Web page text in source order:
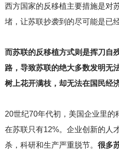
西方国家的反移植主要措施是对
堵，让苏联抄袭到的尽可能是已
而苏联的反移植方式则是挥刀自
路，导致苏联的绝大多数发明无
树上花开满枝，却无法在国民经
20世纪70年代初，美国企业里的
在苏联只有12%。企业创新的人
杀，科研和生产严重脱节。 很多